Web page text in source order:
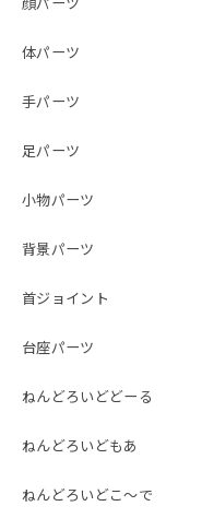
顔パーツ
体パーツ
手パーツ
足パーツ
小物パーツ
背景パーツ
首ジョイント
台座パーツ
ねんどろいどどーる
ねんどろいどもあ
ねんどろいどこ～で